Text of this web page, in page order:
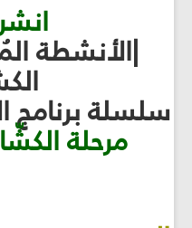
|الأنشطة
سلسلة برنامج
مرحلة